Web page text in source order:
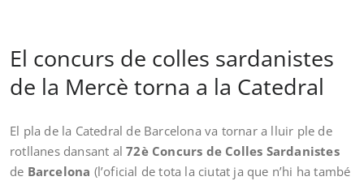
El concurs de colles sardanistes
de la Mercè torna a la Catedral
El pla de la Catedral de Barcelona va tornar a lluir ple de
rotllanes dansant al72è Concurs de Colles Sardanistes
de Barcelona (l’oficial de tota la ciutat ja que n’hi ha també